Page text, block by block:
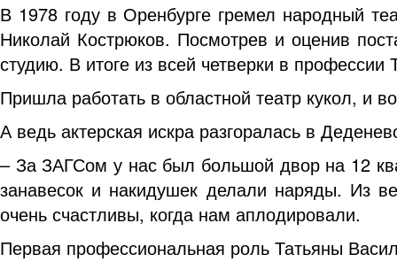
В 1978 году в Оренбурге гремел народный
Николай Кострюков. Посмотрев и оценив
студию. В итоге из всей четверки в
Пришла работать в областной театр кукол, и
А ведь актерская искра разгоралась в
– За ЗАГСом у нас был большой двор на 12
занавесок и накидушек делали наряды. Из
очень счастливы, когда нам аплодировали.
Первая профессиональная роль Татьяны